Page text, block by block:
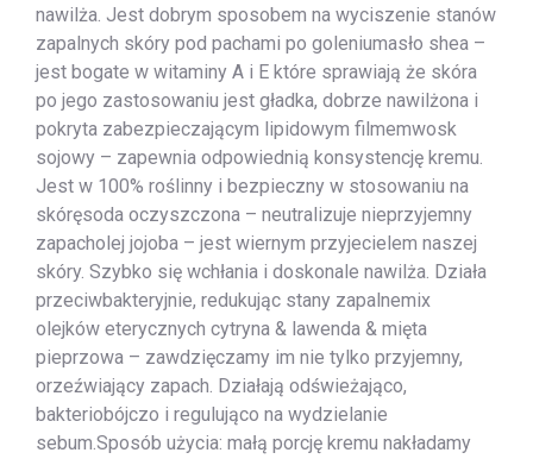
nawilża. Jest dobrym sposobem na wyciszenie stanów
zapalnych skóry pod pachami po goleniumasło shea –
jest bogate w witaminy A i E które sprawiają że skóra
po jego zastosowaniu jest gładka, dobrze nawilżona i
pokryta zabezpieczającym lipidowym filmemwosk
sojowy – zapewnia odpowiednią konsystencję kremu.
Jest w 100% roślinny i bezpieczny w stosowaniu na
skóręsoda oczyszczona – neutralizuje nieprzyjemny
zapacholej jojoba – jest wiernym przyjecielem naszej
skóry. Szybko się wchłania i doskonale nawilża. Działa
przeciwbakteryjnie, redukując stany zapalnemix
olejków eterycznych cytryna & lawenda & mięta
pieprzowa – zawdzięczamy im nie tylko przyjemny,
orzeźwiający zapach. Działają odświeżająco,
bakteriobójczo i regulująco na wydzielanie
sebum.Sposób użycia: małą porcję kremu nakładamy